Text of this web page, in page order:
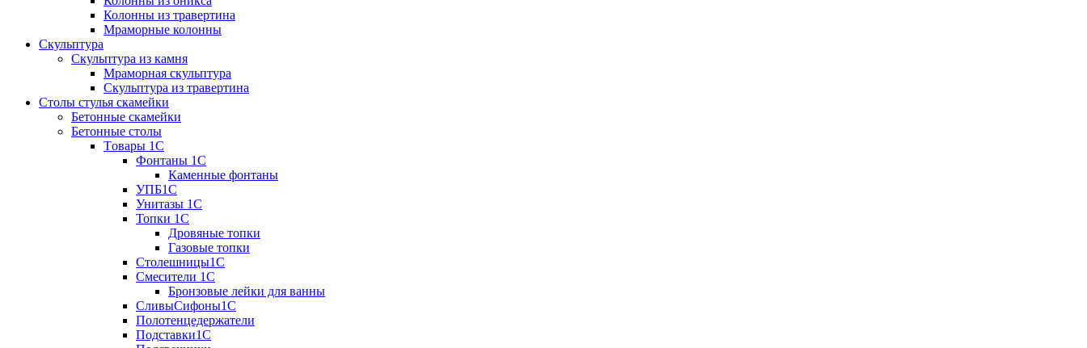
Колонны из травертина
Мраморные колонны
Скульптура
Скульптура из камня
Мраморная скульптура
Скульптура из травертина
Столы стулья скамейки
Бетонные скамейки
Бетонные столы
Tовары 1C
Фонтаны 1C
Каменные фонтаны
УПБ1С
Унитазы 1С
Топки 1С
Дровяные топки
Газовые топки
Столешницы1С
Смесители 1С
Бронзовые лейки для ванны
СливыСифоны1С
Полотенцедержатели
Подставки1С